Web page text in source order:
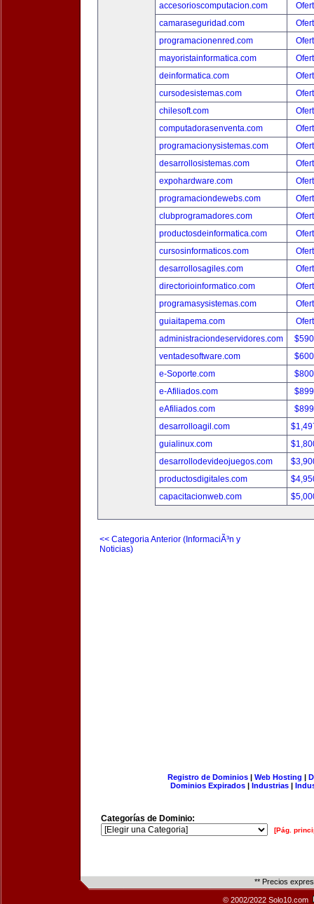
accesorioscomputacion.com
camaraseguridad.com
programacionenred.com
mayoristainformatica.com
deinformatica.com
cursodesistemas.com
chilesoft.com
computadorasenventa.com
programacionysistemas.com
desarrollosistemas.com
expohardware.com
programaciondewebs.com
clubprogramadores.com
productosdeinformatica.com
cursosinformaticos.com
desarrollosagiles.com
directorioinformatico.com
programasysistemas.com
guiaitapema.com
administraciondeservidores.com
ventadesoftware.com
e-Soporte.com
e-Afiliados.com
eAfiliados.com
desarrolloagil.com
guialinux.com
desarrollodevideojuegos.com
productosdigitales.com
capacitacionweb.com
<< Categoria Anterior (InformaciÃ³n y
Noticias)
Registro de Dominios| Web Hosting |
Dominios Expirados | Industrias |
Categorías de Dominio:
[Pág.
** Precios
© 2002/2022 Solo10.com